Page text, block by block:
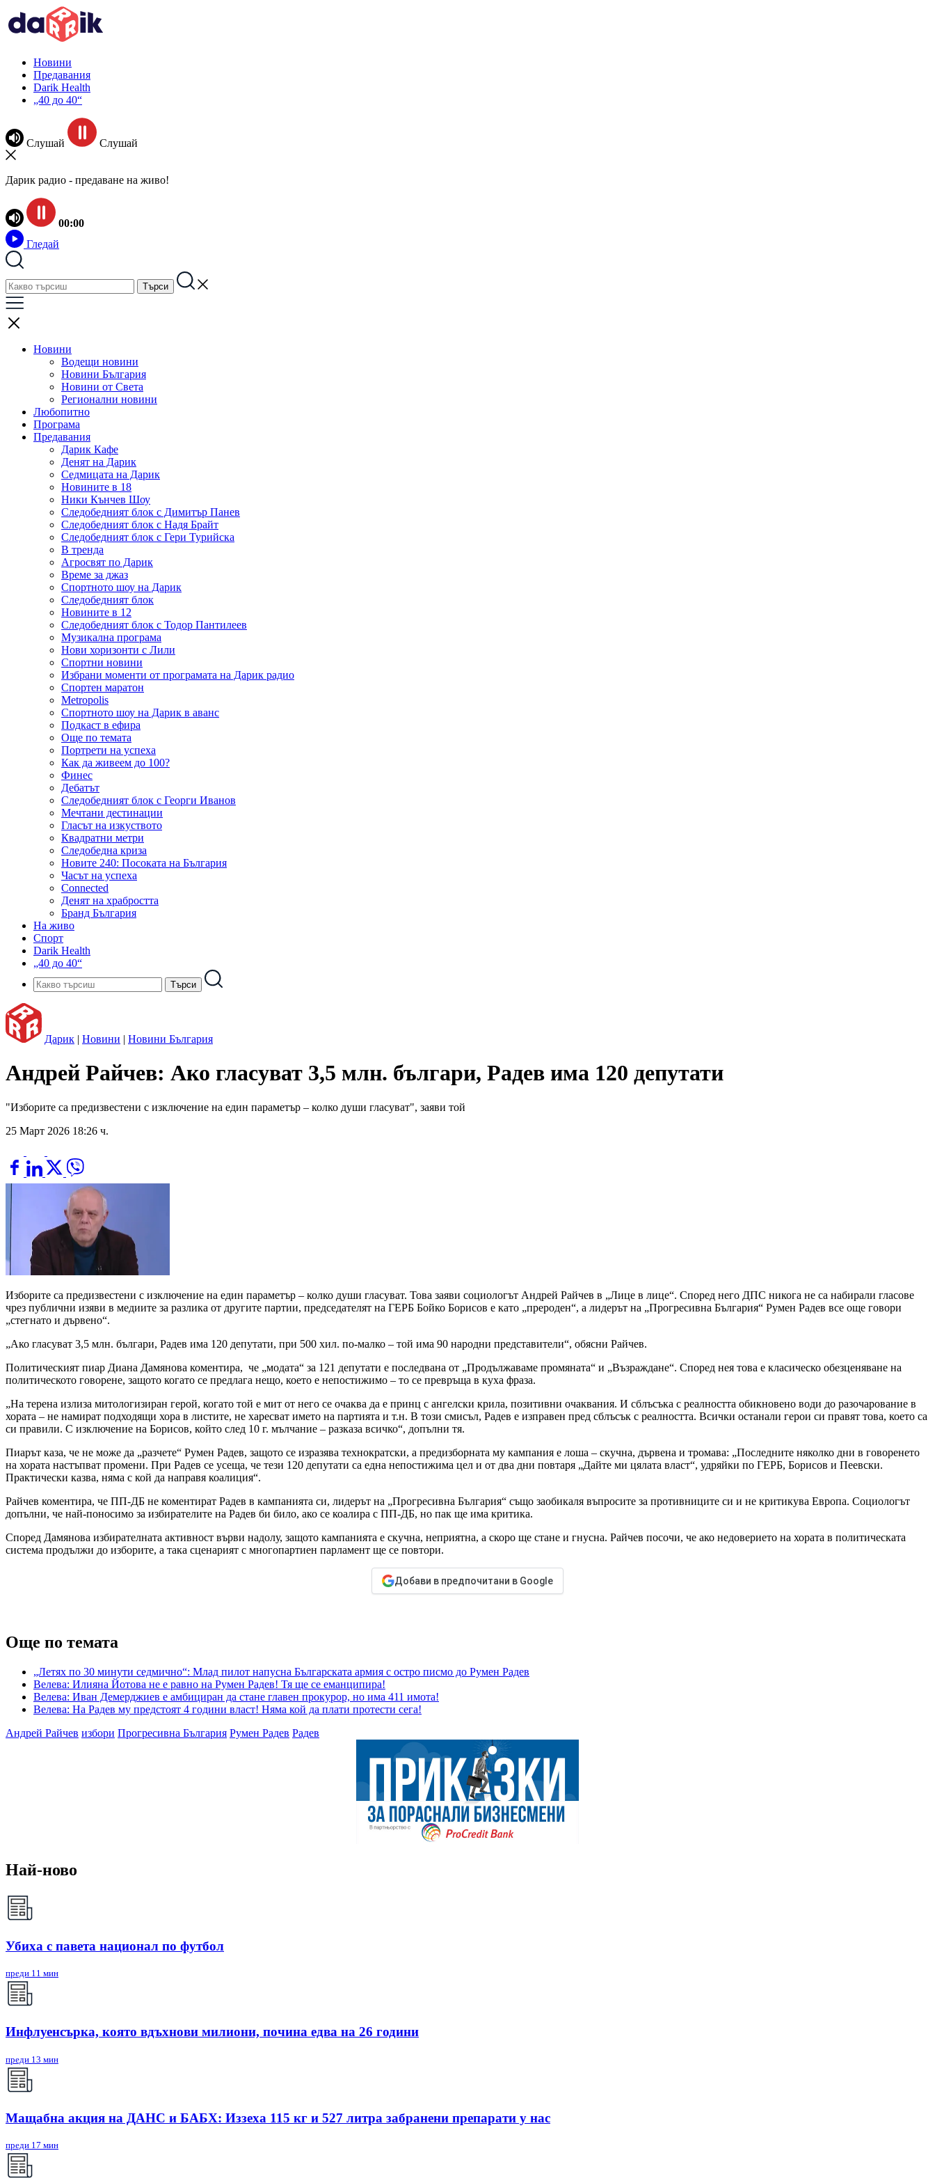
Новини
Предавания
Darik Health
„40 до 40“
Слушай Слушай
Дарик радио - предаване на живо!
00:00
Гледай
Новини
Водещи новини
Новини България
Новини от Света
Регионални новини
Любопитно
Програма
Предавания
Дарик Кафе
Денят на Дарик
Седмицата на Дарик
Новините в 18
Ники Кънчев Шоу
Следобедният блок с Димитър Панев
Следобедният блок с Надя Брайт
Следобедният блок с Гери Турийска
В тренда
Агросвят по Дарик
Време за джаз
Спортното шоу на Дарик
Следобедният блок
Новините в 12
Следобедният блок с Тодор Пантилеев
Музикална програма
Нови хоризонти с Лили
Спортни новини
Избрани моменти от програмата на Дарик радио
Спортен маратон
Metropolis
Спортното шоу на Дарик в аванс
Подкаст в ефира
Още по темата
Портрети на успеха
Как да живеем до 100?
Финес
Дебатът
Следобедният блок с Георги Иванов
Мечтани дестинации
Гласът на изкуството
Квадратни метри
Следобедна криза
Новите 240: Посоката на България
Часът на успеха
Connected
Денят на храбростта
Бранд България
На живо
Спорт
Darik Health
„40 до 40“
Дарик | Новини | Новини България
Андрей Райчев: Ако гласуват 3,5 млн. българи, Радев има 120 депутати
"Изборите са предизвестени с изключение на един параметър – колко души гласуват", заяви той
25 Март 2026 18:26 ч.
Изборите са предизвестени с изключение на един параметър – колко души гласуват. Това заяви социологът Андрей Райчев в „Лице в лице“. Според него ДПС никога не са набирали гласове
чрез публични изяви в медиите за разлика от другите партии, председателят на ГЕРБ Бойко Борисов е като „прероден“, а лидерът на „Прогресивна България“ Румен Радев все още говори
„стегнато и дървено“.
„Ако гласуват 3,5 млн. българи, Радев има 120 депутати, при 500 хил. по-малко – той има 90 народни представители“, обясни Райчев.
Политическият пиар Диана Дамянова коментира, че „модата“ за 121 депутати е последвана от „Продължаваме промяната“ и „Възраждане“. Според нея това е класическо обезценяване на
политическото говорене, защото когато се предлага нещо, което е непостижимо – то се превръща в куха фраза.
„На терена излиза митологизиран герой, когато той е мит от него се очаква да е принц с ангелски крила, позитивни очаквания. И сблъсъка с реалността обикновено води до разочарование в
хората – не намират подходящи хора в листите, не харесват името на партията и т.н. В този смисъл, Радев е изправен пред сблъсък с реалността. Всички останали герои си правят това, което са
си правили. С изключение на Борисов, който след 10 г. мълчание – разказа всичко“, допълни тя.
Пиарът каза, че не може да „разчете“ Румен Радев, защото се изразява технократски, а предизборната му кампания е лоша – скучна, дървена и тромава: „Последните няколко дни в говоренето
на хората настъпват промени. При Радев се усеща, че тези 120 депутати са една непостижима цел и от два дни повтаря „Дайте ми цялата власт“, удряйки по ГЕРБ, Борисов и Пеевски.
Практически казва, няма с кой да направя коалиция“.
Райчев коментира, че ПП-ДБ не коментират Радев в кампанията си, лидерът на „Прогресивна България“ също заобикаля въпросите за противниците си и не критикува Европа. Социологът
допълни, че най-поносимо за избирателите на Радев би било, ако се коалира с ПП-ДБ, но пак ще има критика.
Според Дамянова избирателната активност върви надолу, защото кампанията е скучна, неприятна, а скоро ще стане и гнусна. Райчев посочи, че ако недоверието на хората в политическата
система продължи до изборите, а така сценарият с многопартиен парламент ще се повтори.
Добави в предпочитани в Google
Още по темата
„Летях по 30 минути седмично“: Млад пилот напусна Българската армия с остро писмо до Румен Радев
Велева: Илияна Йотова не е равно на Румен Радев! Тя ще се еманципира!
Велева: Иван Демерджиев е амбициран да стане главен прокурор, но има 411 имота!
Велева: На Радев му предстоят 4 години власт! Няма кой да плати протести сега!
Андрей Райчев избори Прогресивна България Румен Радев Радев
Най-ново
Убиха с павета национал по футбол
преди 11 мин
Инфлуенсърка, която вдъхнови милиони, почина едва на 26 години
преди 13 мин
Мащабна акция на ДАНС и БАБХ: Иззеха 115 кг и 527 литра забранени препарати у нас
преди 17 мин